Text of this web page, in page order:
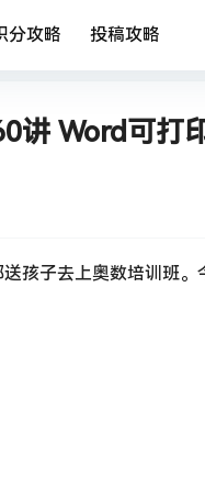
分攻略 投稿攻略
讲 Word可打
孩子去上奥数培训班